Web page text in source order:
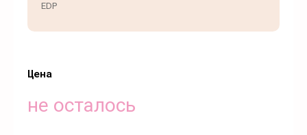
Цена
не осталось
EDP